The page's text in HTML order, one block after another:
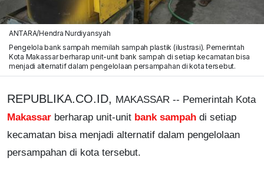
ANTARA/Hendra Nurdiyansyah
Pengelola bank sampah memilah sampah plastik (ilustrasi). Pemerintah
Kota Makassar berharap unit-unit bank sampah di setiap kecamatan bisa
menjadi alternatif dalam pengelolaan persampahan di kota tersebut.
REPUBLIKA.CO.ID, MAKASSAR -- Pemerintah Kota
Makassar berharap unit-unit bank sampah di setiap
kecamatan bisa menjadi alternatif dalam pengelolaan
persampahan di kota tersebut.